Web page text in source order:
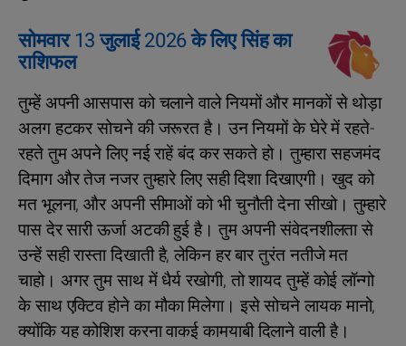
सोमवार 13 जुलाई 2026 के लिए सिंह का
राशिफल
तुम्हें अपनी आसपास को चलाने वाले नियमों और मानकों से थोड़ा
अलग हटकर सोचने की जरूरत है। उन नियमों के घेरे में रहते-
रहते तुम अपने लिए नई राहें बंद कर सकते हो। तुम्‍हारा सहजमंद
दिमाग और तेज नजर तुम्हारे लिए सही दिशा दिखाएगी। खुद को
मत भूलना, और अपनी सीमाओं को भी चुनौती देना सीखो। तुम्हारे
पास देर सारी ऊर्जा अटकी हुई है। तुम अपनी संवेदनशीलता से
उन्हें सही रास्ता दिखाती है, लेकिन हर बार तुरंत नतीजे मत
चाहो। अगर तुम साथ में धैर्य रखोगी, तो शायद तुम्‍हें कोई लॉन्गो
के साथ एक्टिव होने का मौका मिलेगा। इसे सोचने लायक मानो,
क्योंकि यह कोशिश करना वाकई कामयाबी दिलाने वाली है।